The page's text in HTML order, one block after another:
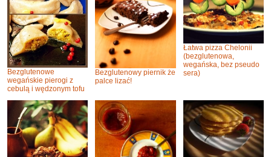
Bezglutenowe
wegańskie pierogi z
cebulą i wędzonym tofu
Bezglutenowy piernik że
palce lizać!
Łatwa pizza Chelonii
(bezglutenowa,
wegańska, bez pseudo
sera)